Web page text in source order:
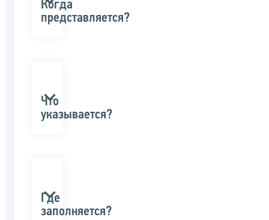
Когда
представляется?
Что
указывается?
Где
заполняется?